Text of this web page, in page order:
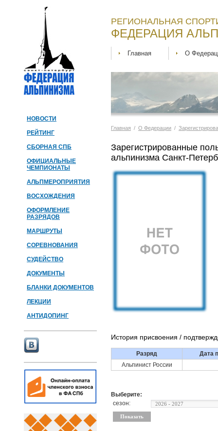
НОВОСТИ
РЕЙТИНГ
СБОРНАЯ СПБ
ОФИЦИАЛЬНЫЕ
ЧЕМПИОНАТЫ
АЛЬПМЕРОПРИЯТИЯ
ВОСХОЖДЕНИЯ
ОФОРМЛЕНИЕ
РАЗРЯДОВ
МАРШРУТЫ
СОРЕВНОВАНИЯ
СУДЕЙСТВО
ДОКУМЕНТЫ
БЛАНКИ ДОКУМЕНТОВ
ЛЕКЦИИ
АНТИДОПИНГ
РЕГИОНАЛЬНАЯ
ФЕДЕРАЦИЯ
Главная О
Главная / О Федерации /
Зарегистрированные
альпинизма Санкт-
История присвоения /
Разряд
Дата
Альпинист России
Выберите:
сезон: